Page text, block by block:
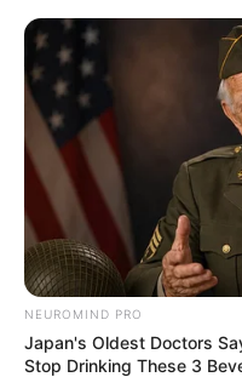
HOME
INSPIRASI
STYLE
FILM &
SERIES
NGAKAK
QUOTES
HYPE
MORE
NEUROMIND PRO
Japan's Oldest Doctors
Stop Drinking These 3